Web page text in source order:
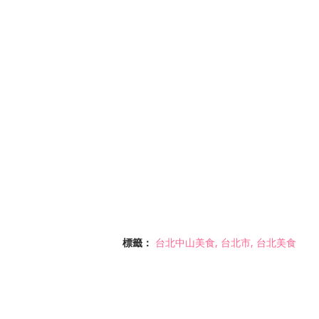
標籤： 台北中山美食 台北市 台北美食